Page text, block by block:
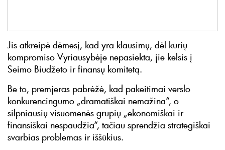
Jis atkreipė dėmesį, kad yra klausimų, dėl kurių
kompromiso Vyriausybėje nepasiekta, jie kelsis į
Seimo Biudžeto ir finansų komitetą.
Be to, premjeras pabrėžė, kad pakeitimai verslo
konkurencingumo „dramatiškai nemažina“, o
silpniausių visuomenės grupių „ekonomiškai ir
finansiškai nespaudžia“, tačiau sprendžia strategiškai
svarbias problemas ir iššūkius.